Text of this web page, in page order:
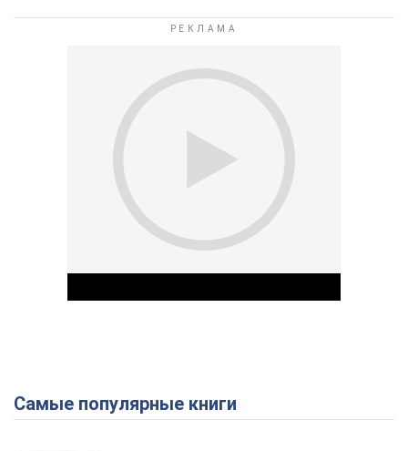
Play Video
Самые популярные книги